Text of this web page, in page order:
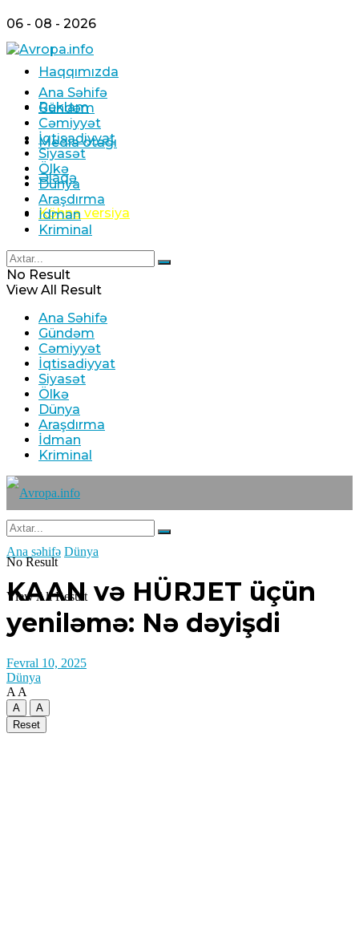
06 - 08 - 2026
Haqqımızda
Reklam
Media otağı
Əlaqə
Köhnə versiya
Ana Səhifə
Gündəm
Cəmiyyət
İqtisadiyyat
Siyasət
Ölkə
Dünya
Araşdırma
İdman
Kriminal
No Result
View All Result
Ana Səhifə
Gündəm
Cəmiyyət
İqtisadiyyat
Siyasət
Ölkə
Dünya
Araşdırma
İdman
Kriminal
No Result
View All Result
Ana səhifə Dünya
KAAN və HÜRJET üçün
yeniləmə: Nə dəyişdi
Fevral 10, 2025
Dünya
A A
A
A
Reset